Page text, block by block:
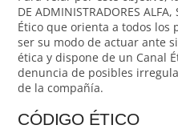
DE ADMINISTRADORES
Ético que orienta a todos los
ser su modo de actuar ante
ética y dispone de un Canal
denuncia de posibles
de la compañía.
CÓDIGO ÉTICO